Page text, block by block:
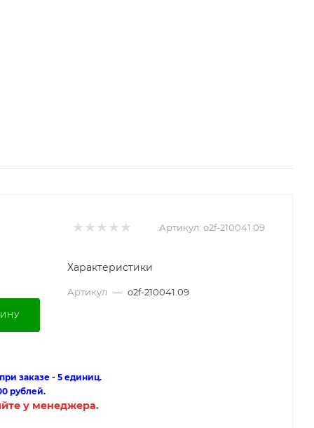
Артикул: o2f-210041.09
Характеристики
Артикул — o2f-210041.09
заказе - 5 единиц.
рублей.
у менеджера.